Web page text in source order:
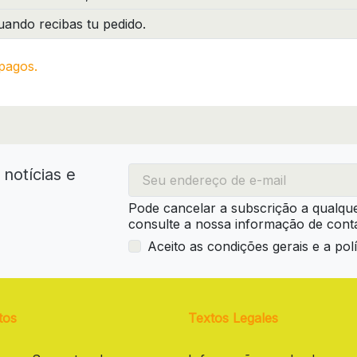
recibas tu pedido.
e
Pode cancelar a subscrição a
consulte a nossa informação de
Aceito as condições gerais e a
Textos Legales